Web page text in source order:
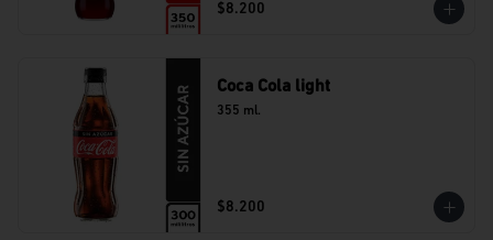
$8.200
Coca Cola light
355 ml.
$8.200